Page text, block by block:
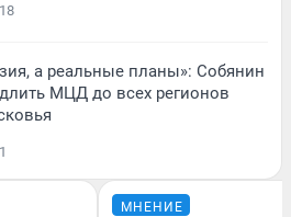
18
а реальные планы»: Собянин
МЦД до всех регионов
МНЕНИЕ